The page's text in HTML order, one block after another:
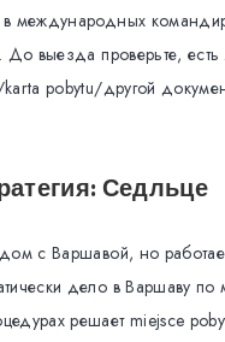
международных
До выезда проверьте, есть
pobytu/другой
Седльце
с Варшавой, но
дело в Варшаву по
решает miejsce